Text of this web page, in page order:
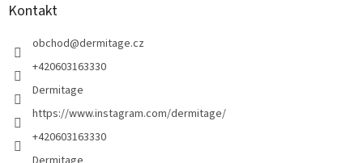
Kontakt
obchod@dermitage.cz
+420603163330
Dermitage
https://www.instagram.com/dermitage/
+420603163330